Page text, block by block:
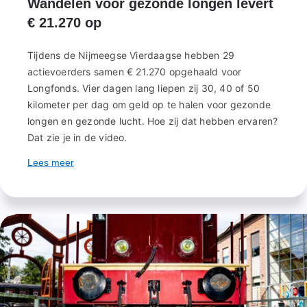
Wandelen voor gezonde longen levert
€ 21.270 op
Tijdens de Nijmeegse Vierdaagse hebben 29
actievoerders samen € 21.270 opgehaald voor
Longfonds. Vier dagen lang liepen zij 30, 40 of 50
kilometer per dag om geld op te halen voor gezonde
longen en gezonde lucht. Hoe zij dat hebben ervaren?
Dat zie je in de video.
Lees meer
longen
levert
€
21.270
op